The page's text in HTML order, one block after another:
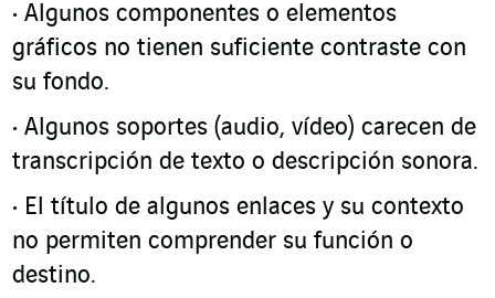
Algunos componentes o elementos
gráficos no tienen suficiente contraste con
su fondo.
Algunos soportes (audio, vídeo) carecen de
transcripción de texto o descripción sonora.
El título de algunos enlaces y su contexto
no permiten comprender su función o
destino.